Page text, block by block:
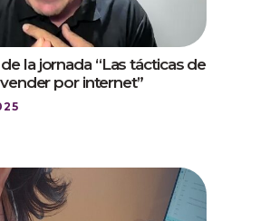
la jornada “Las tácticas de
por internet”